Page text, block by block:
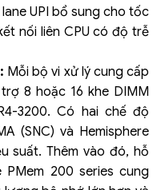
UPI bổ sung cho tốc
nối liên CPU có độ trễ
Mỗi bộ vi xử lý cung cấp
8 hoặc 16 khe DIMM
3200. Có hai chế độ
(SNC) và Hemisphere
suất. Thêm vào đó, hỗ
200 series cung